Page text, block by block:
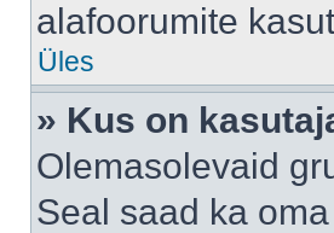
alafoorumite
Üles
» Kus on
Olemasolevaid
Seal saad ka